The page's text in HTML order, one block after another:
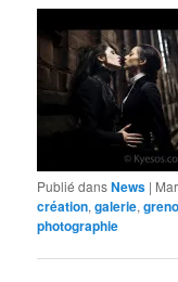
Publié dansNews |
création,galerie,
photographie